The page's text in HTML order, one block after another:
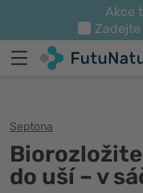
Akce
Zadejte
Septona
do uší – v